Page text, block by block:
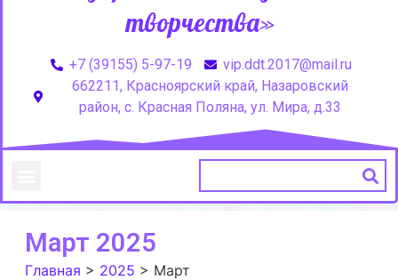
творчества»
+7 (39155) 5-97-19
vip.ddt.2017@mail.ru
662211, Красноярский край, Назаровский
район, с. Красная Поляна, ул. Мира, д.33
Март 2025
Главная > 2025 > Март